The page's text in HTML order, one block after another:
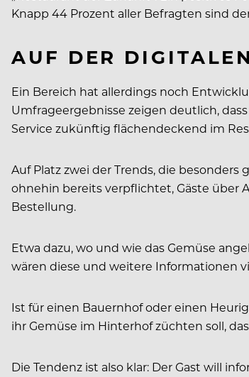
Knapp 44 Prozent aller Befragten sind
AUF DER
Ein Bereich hat allerdings noch
Umfrageergebnisse zeigen deutlich,
Service zukünftig flächendeckend im
Auf Platz zwei der Trends, die
ohnehin bereits verpflichtet, Gäste über
Bestellung.
Etwa dazu, wo und wie das Gemüse
wären diese und weitere Informationen
Ist für einen Bauernhof oder einen
ihr Gemüse im Hinterhof züchten soll,
Die Tendenz ist also klar: Der Gast will